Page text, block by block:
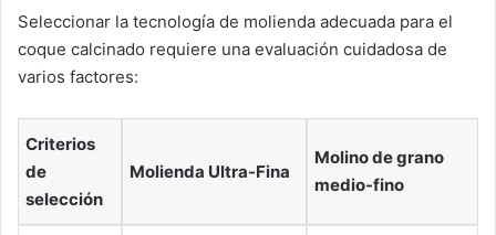
Seleccionar la tecnología de molienda adecuada para el
coque calcinado requiere una evaluación cuidadosa de
varios factores:
Criterios
de
selección
Molienda Ultra-Fina
Molino de grano
medio-fino